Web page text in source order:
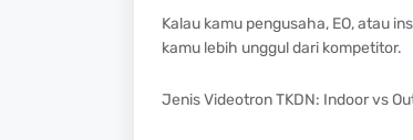
Kalau kamu pengusaha, EO, atau
kamu lebih unggul dari kompetitor.
Jenis Videotron TKDN: Indoor vs